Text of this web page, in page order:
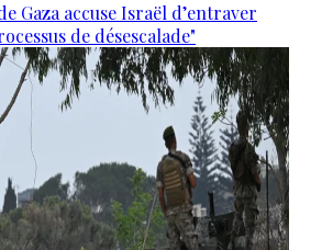
Gaza accuse Israël d’entraver
de désescalade"